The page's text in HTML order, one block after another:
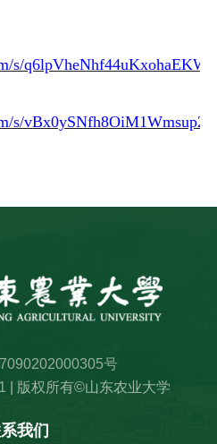
s/q6lpVheNhf44uKxohaEKWA
s/
号
| 版权所有©山东农业大学
我们